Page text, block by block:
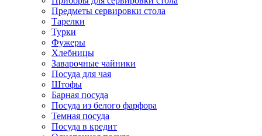
Предметы сервировки стола
Тарелки
Турки
Фужеры
Хлебницы
Заварочные чайники
Посуда для чая
Штофы
Барная посуда
Посуда из белого фарфора
Темная посуда
Посуда в кредит